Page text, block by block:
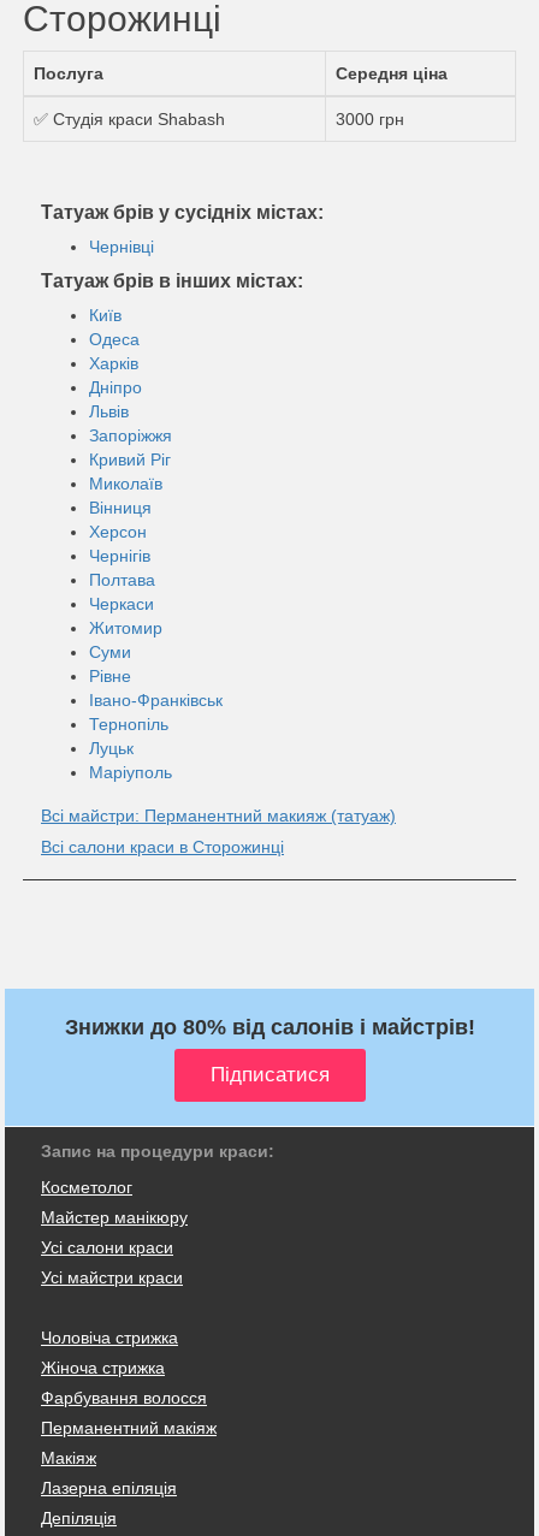
Сторожинці
Послуга Середня ціна
✅ Студія краси Shabash 3000 грн
Татуаж брів у сусідніх містах:
Чернівці
Татуаж брів в інших містах:
Київ
Одеса
Харків
Дніпро
Львів
Запоріжжя
Кривий Ріг
Миколаїв
Вінниця
Херсон
Чернігів
Полтава
Черкаси
Житомир
Суми
Рівне
Івано-Франківськ
Тернопіль
Луцьк
Маріуполь
Всі майстри: Перманентний макияж (татуаж)
Всі салони краси в Сторожинці
Знижки до 80% від салонів і майстрів!
Запис на процедури краси:
Косметолог
Майстер манікюру
Усі салони краси
Усі майстри краси
Чоловіча стрижка
Жіноча стрижка
Фарбування волосся
Перманентний макіяж
Макіяж
Лазерна епіляція
Депіляція